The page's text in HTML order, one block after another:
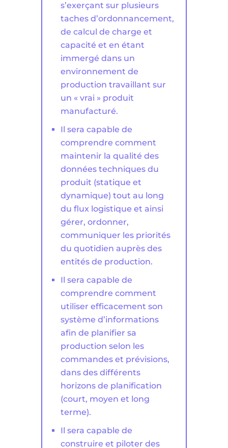
s’exerçant sur plusieurs
taches d’ordonnancement,
de calcul de charge et
capacité et en étant
immergé dans un
environnement de
production travaillant sur
un « vrai » produit
manufacturé.
Il sera capable de
comprendre comment
maintenir la qualité des
données techniques du
produit (statique et
dynamique) tout au long
du flux logistique et ainsi
gérer, ordonner,
communiquer les priorités
du quotidien auprès des
entités de production.
Il sera capable de
comprendre comment
utiliser efficacement son
système d’informations
afin de planifier sa
production selon les
commandes et prévisions,
dans des différents
horizons de planification
(court, moyen et long
terme).
Il sera capable de
construire et piloter des